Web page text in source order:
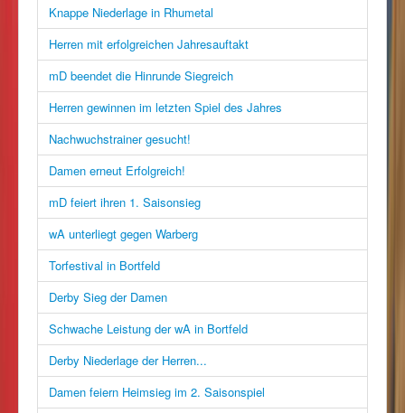
Knappe Niederlage in Rhumetal
Herren mit erfolgreichen Jahresauftakt
mD beendet die Hinrunde Siegreich
Herren gewinnen im letzten Spiel des Jahres
Nachwuchstrainer gesucht!
Damen erneut Erfolgreich!
mD feiert ihren 1. Saisonsieg
wA unterliegt gegen Warberg
Torfestival in Bortfeld
Derby Sieg der Damen
Schwache Leistung der wA in Bortfeld
Derby Niederlage der Herren...
Damen feiern Heimsieg im 2. Saisonspiel